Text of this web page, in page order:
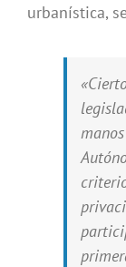
urbanística,